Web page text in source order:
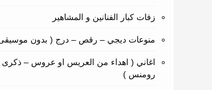
زفات كبار الفنانين و المشاهير
منوعات ديجي – رقص – درج ( بدون
اغاني ( اهداء من العريس او عروس – ذكرى
رومنس )